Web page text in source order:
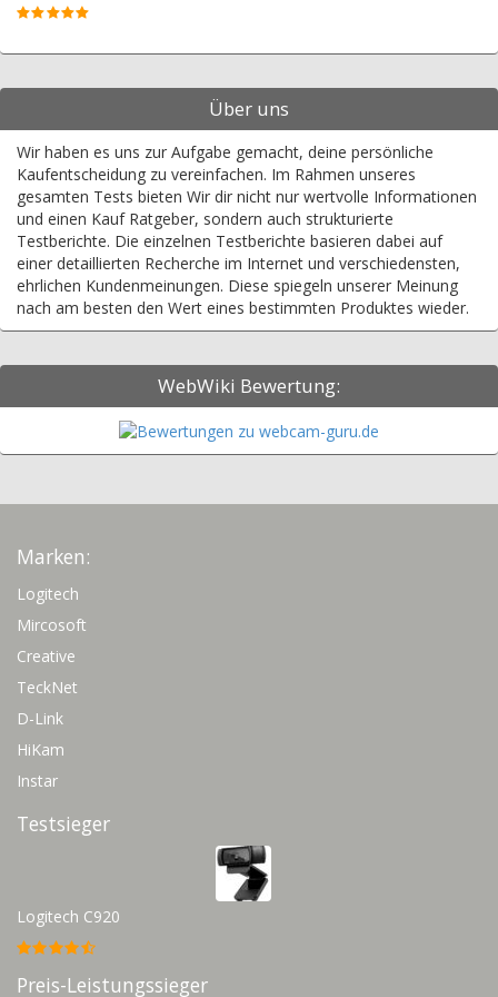
Über uns
Wir haben es uns zur Aufgabe gemacht, deine persönliche
Kaufentscheidung zu vereinfachen. Im Rahmen unseres
gesamten Tests bieten Wir dir nicht nur wertvolle Informationen
und einen Kauf Ratgeber, sondern auch strukturierte
Testberichte. Die einzelnen Testberichte basieren dabei auf
einer detaillierten Recherche im Internet und verschiedensten,
ehrlichen Kundenmeinungen. Diese spiegeln unserer Meinung
nach am besten den Wert eines bestimmten Produktes wieder.
WebWiki Bewertung:
Marken:
Logitech
Mircosoft
Creative
TeckNet
D-Link
HiKam
Instar
Testsieger
Logitech C920
Preis-Leistungssieger